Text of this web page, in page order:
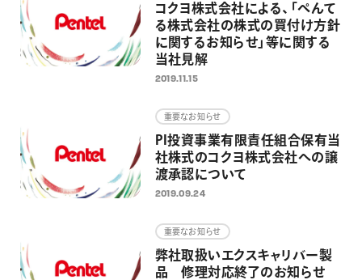
コクヨ株式会社による、「ぺんて
る株式会社の株式の買付け方針
に関するお知らせ」等に関する
当社見解
2019.11.15
重要なお知らせ
PI投資事業有限責任組合保有当
社株式のコクヨ株式会社への譲
渡承認について
2019.09.24
重要なお知らせ
弊社取扱いエクスキャリバー製
品 修理対応終了のお知らせ